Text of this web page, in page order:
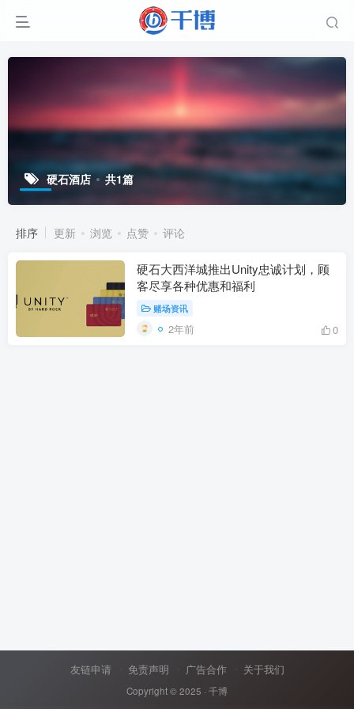
硬石酒店 共1篇
排序 更新 浏览 点赞 评论
硬石大西洋城推出Unity忠诚计划，顾
客尽享各种优惠和福利
赌场资讯
2年前 0
友链申请 免责声明 广告合作 关于我们
Copyright © 2025 · 千博